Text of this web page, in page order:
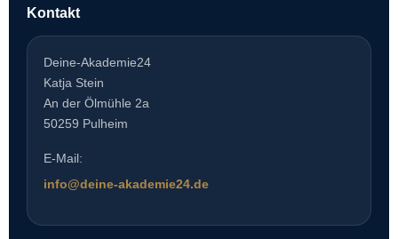
Kontakt
Deine-Akademie24
Katja Stein
An der Ölmühle 2a
50259 Pulheim
E-Mail:
info@deine-akademie24.de